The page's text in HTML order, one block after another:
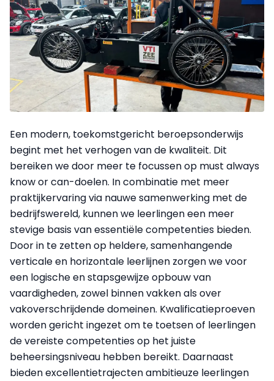
Een modern, toekomstgericht beroepsonderwijs
begint met het verhogen van de kwaliteit. Dit
bereiken we door meer te focussen op must always
know or can-doelen. In combinatie met meer
praktijkervaring via nauwe samenwerking met de
bedrijfswereld, kunnen we leerlingen een meer
stevige basis van essentiële competenties bieden.
Door in te zetten op heldere, samenhangende
verticale en horizontale leerlijnen zorgen we voor
een logische en stapsgewijze opbouw van
vaardigheden, zowel binnen vakken als over
vakoverschrijdende domeinen. Kwalificatieproeven
worden gericht ingezet om te toetsen of leerlingen
de vereiste competenties op het juiste
beheersingsniveau hebben bereikt. Daarnaast
bieden excellentietrajecten ambitieuze leerlingen